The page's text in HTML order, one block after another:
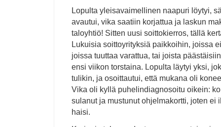
Lopulta yleisavaimellinen naapuri löytyi,
avautui, vika saatiin korjattua ja laskun
taloyhtiö! Sitten uusi soittokierros, tällä
Lukuisia soittoyrityksiä paikkoihin, joissa
joissa tuuttaa varattua, tai joista
ensi viikon torstaina. Lopulta läytyi yksi,
tulikin, ja osoittautui, että mukana oli
Vika oli kyllä puhelindiagnosoitu oikein:
sulanut ja mustunut ohjelmakortti, joten ei
haisi.